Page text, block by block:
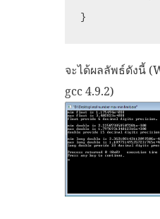
จะได้ผลลัพธ์ดังนี้
gcc 4.9.2)